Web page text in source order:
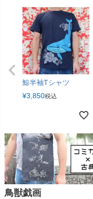
鯨半袖Tシャツ
¥3,850税込
鳥獣戯画